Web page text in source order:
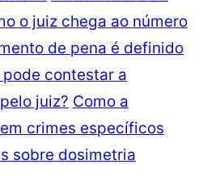
o juiz chega ao número
de pena é definido
pode contestar a
juiz? Como a
crimes específicos
sobre dosimetria